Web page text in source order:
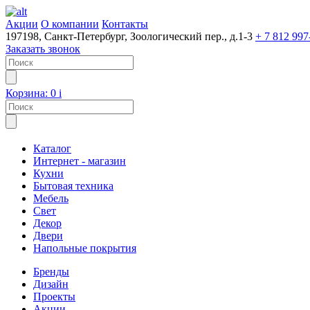
Акции О компании Контакты
197198, Санкт-Петербург, Зоологический пер., д.1-3 + 7 812
Заказать звонок
Корзина: 0 i
Каталог
Интернет - магазин
Кухни
Бытовая техника
Мебель
Свет
Декор
Двери
Напольные покрытия
Бренды
Дизайн
Проекты